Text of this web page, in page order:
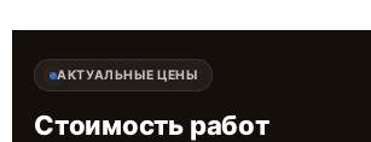
АКТУАЛЬНЫЕ ЦЕНЫ
Стоимость работ